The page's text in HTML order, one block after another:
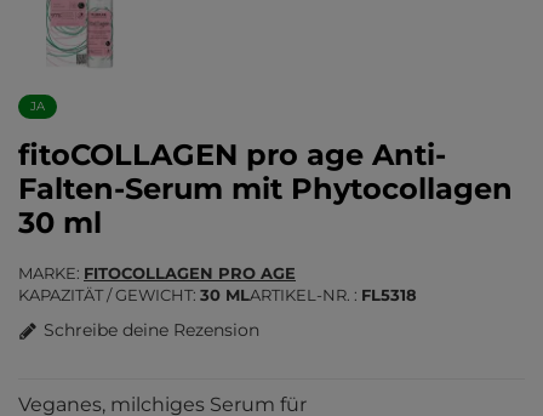
JA
fitoCOLLAGEN pro age Anti-
Falten-Serum mit Phytocollagen
30 ml
MARKE FITOCOLLAGEN PRO AGE
KAPAZITÄT / GEWICHT 30 MLARTIKEL-NR. FL5318
Schreibe deine Rezension
Veganes, milchiges Serum für